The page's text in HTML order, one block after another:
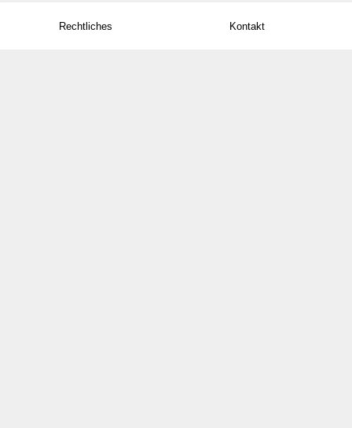
Rechtliches Kontakt